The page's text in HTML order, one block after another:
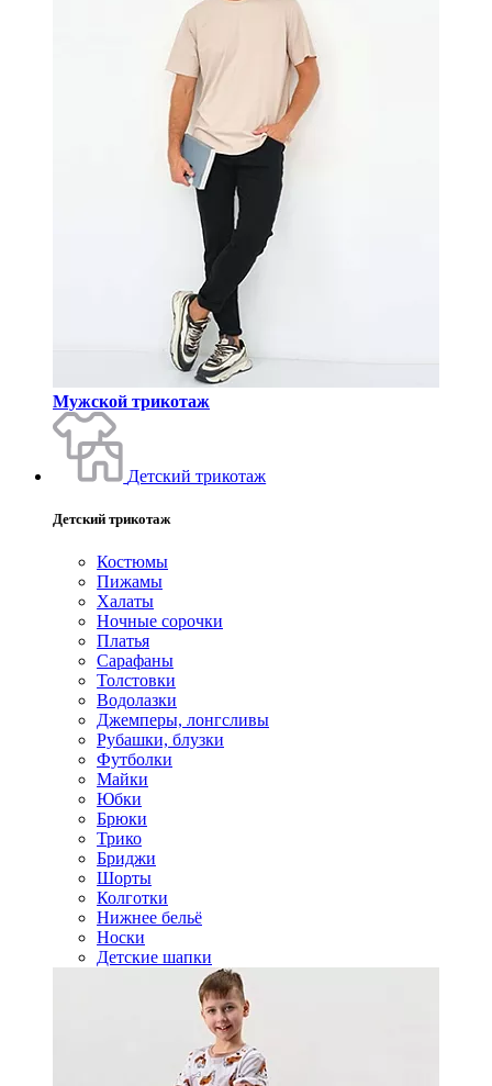
Мужской трикотаж
Детский трикотаж
Детский трикотаж
Костюмы
Пижамы
Халаты
Ночные сорочки
Платья
Сарафаны
Толстовки
Водолазки
Джемперы, лонгсливы
Рубашки, блузки
Футболки
Майки
Юбки
Брюки
Трико
Бриджи
Шорты
Колготки
Нижнее бельё
Носки
Детские шапки